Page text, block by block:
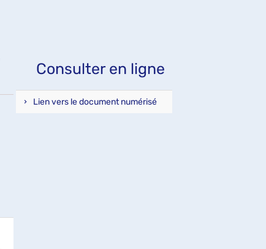
Consulter en ligne
Lien vers le document numérisé